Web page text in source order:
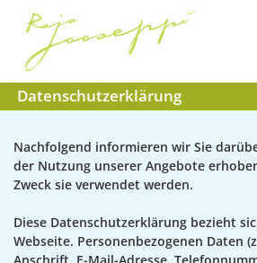
Datenschutzerklärung
Nachfolgend informieren wir Sie
der Nutzung unserer Angebote
Zweck sie verwendet werden.
Diese Datenschutzerklärung bezieht
Webseite. Personenbezogenen Daten